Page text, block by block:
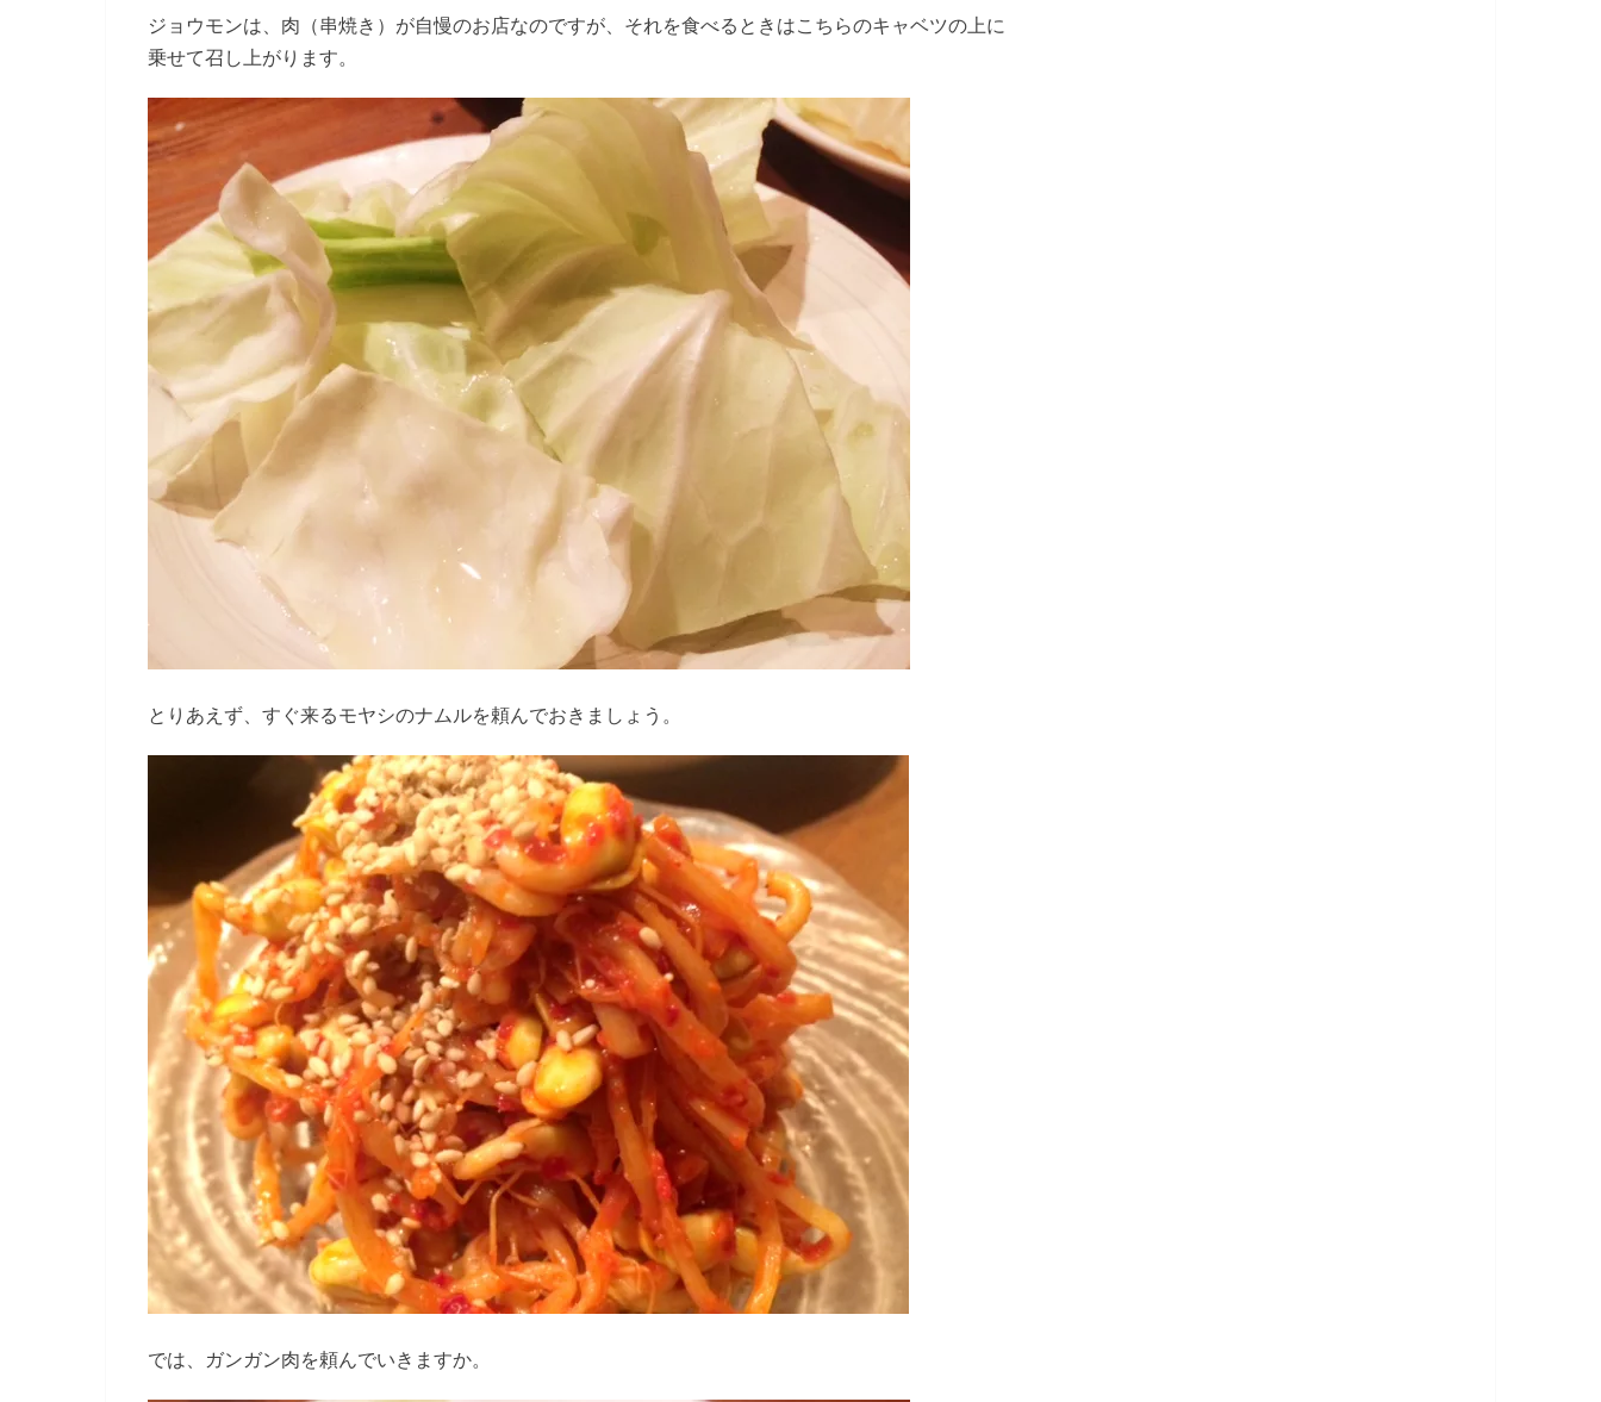
ジョウモンは、肉（串焼き）が自慢のお店なのですが、それを食べるときはこちらのキャベツの上に
乗せて召し上がります。
とりあえず、すぐ来るモヤシのナムルを頼んでおきましょう。
では、ガンガン肉を頼んでいきますか。